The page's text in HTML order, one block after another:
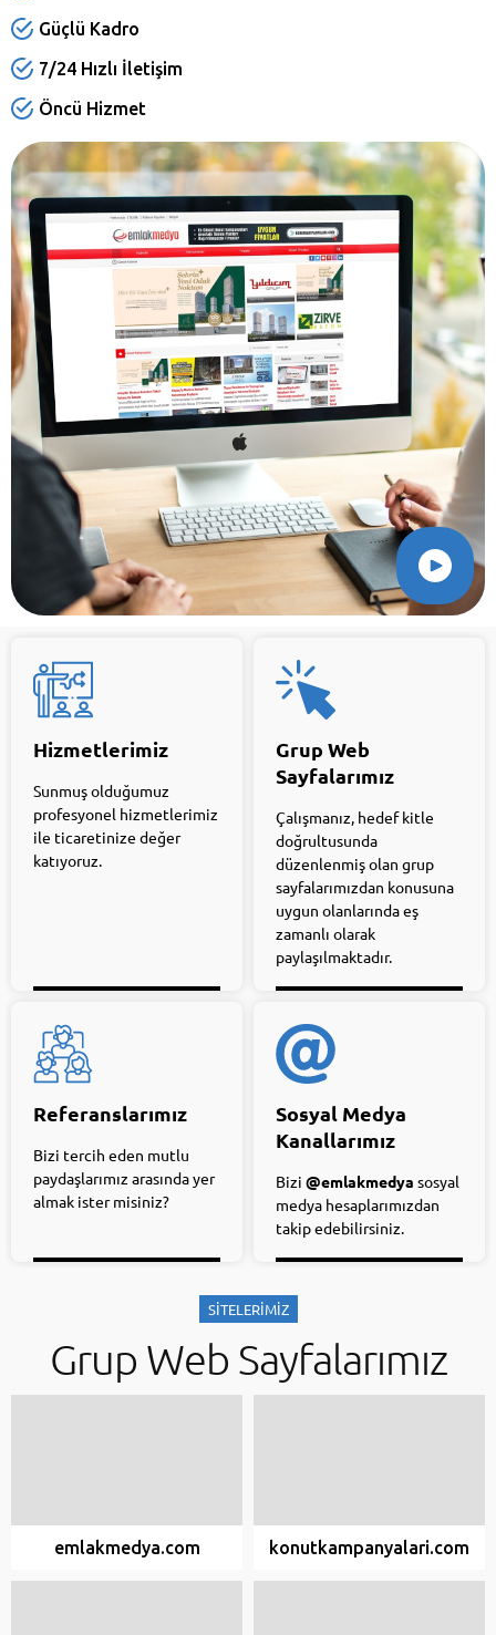
Güçlü Kadro
7/24 Hızlı İletişim
Öncü Hizmet
Hizmetlerimiz
Sunmuş olduğumuz
profesyonel hizmetlerimiz
ile ticaretinize değer
katıyoruz.
Grup Web
Sayfalarımız
Çalışmanız, hedef kitle
doğrultusunda
düzenlenmiş olan grup
sayfalarımızdan konusuna
uygun olanlarında eş
zamanlı olarak
paylaşılmaktadır.
Referanslarımız
Bizi tercih eden mutlu
paydaşlarımız arasında yer
almak ister misiniz?
Sosyal Medya
Kanallarımız
Bizi @emlakmedya sosyal
medya hesaplarımızdan
takip edebilirsiniz.
SİTELERİMİZ
Grup Web Sayfalarımız
emlakmedya.com konutkampanyalari.com